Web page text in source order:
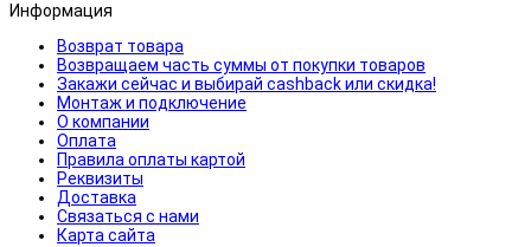
Информация
Возврат товара
Возвращаем часть суммы от покупки товаров
Закажи сейчас и выбирай cashback или скидка!
Монтаж и подключение
О компании
Оплата
Правила оплаты картой
Реквизиты
Доставка
Связаться с нами
Карта сайта